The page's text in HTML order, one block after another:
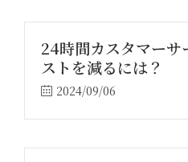
24時間カスタマーサ
ストを減るには？
2024/09/06